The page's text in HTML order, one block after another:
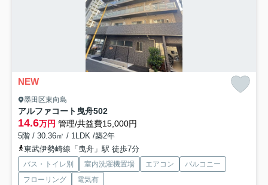
NEW
墨田区東向島
アルファコート曳舟502
14.6万円 管理/共益費15,000円
5階 / 30.36㎡ / 1LDK /築2年
東武伊勢崎線「曳舟」駅 徒歩7分
バス・トイレ別 室内洗濯機置場 エアコン
バルコニー
フローリング
電気有